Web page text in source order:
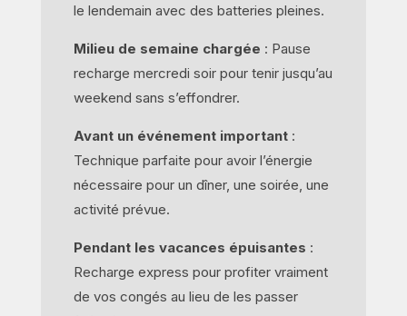
le lendemain avec des batteries pleines.
Milieu de semaine chargée : Pause
recharge mercredi soir pour tenir jusqu’au
weekend sans s’effondrer.
Avant un événement important:
Technique parfaite pour avoir l’énergie
nécessaire pour un dîner, une soirée, une
activité prévue.
Pendant les vacances épuisantes :
Recharge express pour profiter vraiment
de vos congés au lieu de les passer